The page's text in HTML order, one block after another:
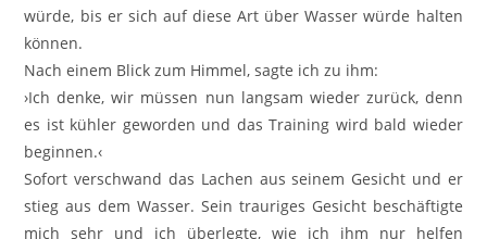
würde, bis er sich auf diese Art über Wasser würde halten
können.
Nach einem Blick zum Himmel, sagte ich zu ihm:
›Ich denke, wir müssen nun langsam wieder zurück, denn
es ist kühler geworden und das Training wird bald wieder
beginnen.‹
Sofort verschwand das Lachen aus seinem Gesicht und er
stieg aus dem Wasser. Sein trauriges Gesicht beschäftigte
mich sehr und ich überlegte, wie ich ihm nur helfen